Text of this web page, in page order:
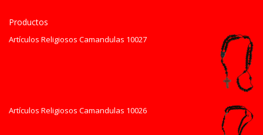
Productos
Artículos Religiosos Camandulas 10027
Artículos Religiosos Camandulas 10026